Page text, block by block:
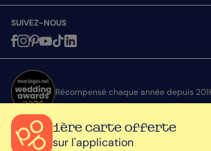
SUIVEZ-NOUS
Récompensé chaque année depuis
Toutes nos cartes sont expédiées avec attention depuis la
1ère carte offerte
sur l'application